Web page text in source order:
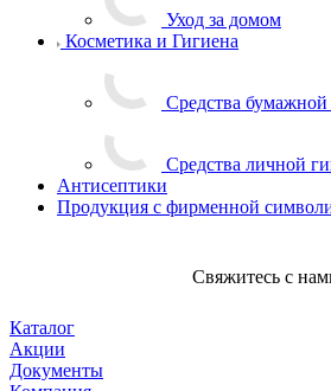
Уход за домом
Косметика и Гигиена
Средства
Средства личной
Антисептики
Продукция с фирменной
Свяжитесь с
Каталог
Акции
Документы